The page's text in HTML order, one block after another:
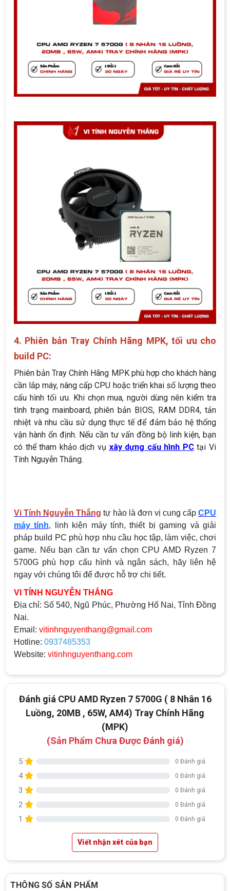
4. Phiên bản Tray Chính Hãng MPK, tối ưu cho
build PC:
Phiên bản Tray Chính Hãng MPK phù hợp cho khách hàng
cần lắp máy, nâng cấp CPU hoặc triển khai số lượng theo
cấu hình tối ưu. Khi chọn mua, người dùng nên kiểm tra
tình trạng mainboard, phiên bản BIOS, RAM DDR4, tản
nhiệt và nhu cầu sử dụng thực tế để đảm bảo hệ thống
vận hành ổn định. Nếu cần tư vấn đồng bộ linh kiện, bạn
có thể tham khảo dịch vụ xây dựng cấu hình PCtại Vi
Tính Nguyễn Thắng.
Vi Tính Nguyễn Thắng tự hào là đơn vị cung cấp CPU
máy tính, linh kiện máy tính, thiết bị gaming và giải
pháp build PC phù hợp nhu cầu học tập, làm việc, chơi
game. Nếu bạn cần tư vấn chọn CPU AMD Ryzen 7
5700G phù hợp cấu hình và ngân sách, hãy liên hệ
ngay với chúng tôi để được hỗ trợ chi tiết.
VI TÍNH NGUYỄN THẮNG
Địa chỉ: Số 540, Ngũ Phúc, Phường Hố Nai, Tỉnh Đồng
Nai.
Email: vitinhnguyenthang@gmail.com
Hotline: 0937485353
Website: vitinhnguyenthang.com
Đánh giá CPU AMD Ryzen 7 5700G ( 8 Nhân 16
Luồng, 20MB , 65W, AM4) Tray Chính Hãng
(MPK)
(Sản Phẩm Chưa Được Đánh giá)
5 0 Đánh giá
4 0 Đánh giá
3 0 Đánh giá
2 0 Đánh giá
1 0 Đánh giá
Viết nhận xét của bạn
THÔNG SỐ SẢN PHẨM